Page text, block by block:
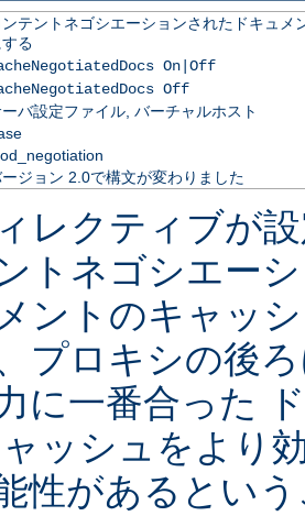
ンテントネゴシエーションされたドキュ
る
On|Off
Off
バ設定ファイル, バーチャルホスト
ジョン 2.0で構文が変わりました
レクティブが
トネゴシエー
ントのキャッ
プロキシの後
に一番合った
ャッシュをより
性があるとい